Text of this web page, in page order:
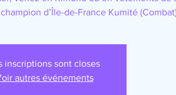
d’Île-de-France Kumité
inscriptions sont closes
autres événements